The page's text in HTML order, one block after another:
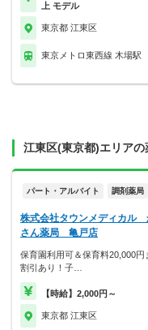
上 モデル
東京都 江東区
東京メトロ東西線 木場駅
江東区(東京都)エリアの
パート・アルバイト 調剤薬局
株式会社タウンメディカル
さん薬局 亀戸店
保育園利用可＆保育料20,000円
割引あり！子…
【時給】2,000円～
東京都 江東区